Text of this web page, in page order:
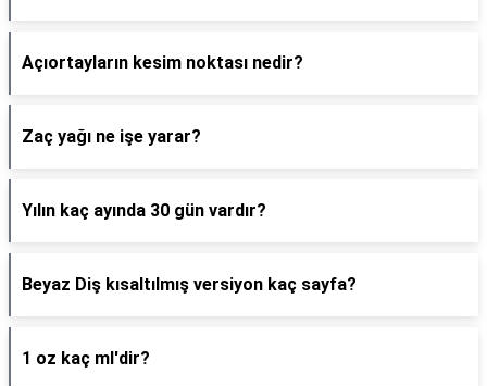
Açıortayların kesim noktası nedir?
Zaç yağı ne işe yarar?
Yılın kaç ayında 30 gün vardır?
Beyaz Diş kısaltılmış versiyon kaç sayfa?
1 oz kaç ml'dir?